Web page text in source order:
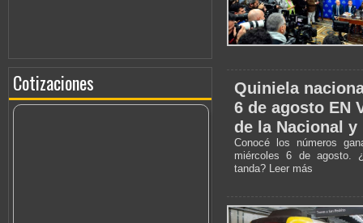
Cotizaciones
Quiniela
6 de agosto EN
de la Nacional
Conocé los números
miércoles 6 de agosto.
tanda? Leer más